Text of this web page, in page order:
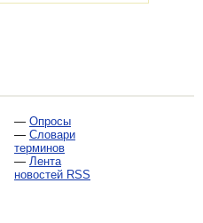
— Опросы
— Словари
терминов
— Лента
новостей RSS